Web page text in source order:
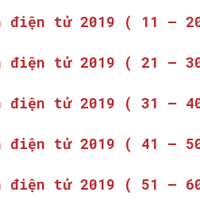
điện tử 2019 ( 11 –
điện tử 2019 ( 21 –
điện tử 2019 ( 31 –
điện tử 2019 ( 41 –
điện tử 2019 ( 51 –